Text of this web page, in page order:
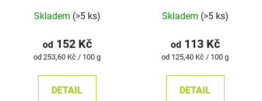
Skladem (>5 ks)
od152 Kč
Měrná
od 253,60 Kč / 100 g
DETAIL
hodnocení
produktu
je
z
Skladem (>5 ks)
od113 Kč
Měrná
od 125,40 Kč / 100 g
DETAIL